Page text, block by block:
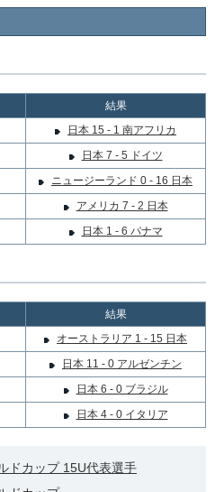
結果
日本 15 - 1 南アフリカ
日本 7 - 5 ドイツ
ニュージーランド 0 - 16 日本
アメリカ 7 - 2 日本
日本 1 - 6 パナマ
結果
オーストラリア 1 - 15 日本
日本 11 - 0 アルゼンチン
日本 6 - 0 ブラジル
日本 4 - 0 イタリア
ドカップ 15U代表選手